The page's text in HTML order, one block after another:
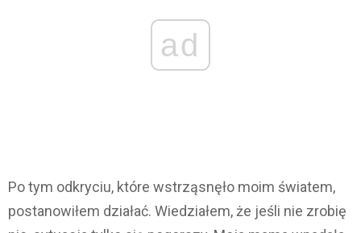
ad
Po tym odkryciu, które wstrząsnęło moim światem,
postanowiłem działać. Wiedziałem, że jeśli nie zrobię